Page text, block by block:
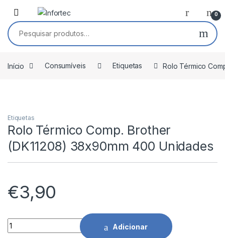
Saltar para navegação
Pular para o conteúdo
0
Pesquisar por:
Início Consumíveis Etiquetas Rolo Térmico
Etiquetas
Rolo Térmico Comp. Brother
(DK11208) 38x90mm 400 Unidades
€3,90
Rolo Térmico Comp. Brother (DK11208) 38x90mm 400
Adicionar